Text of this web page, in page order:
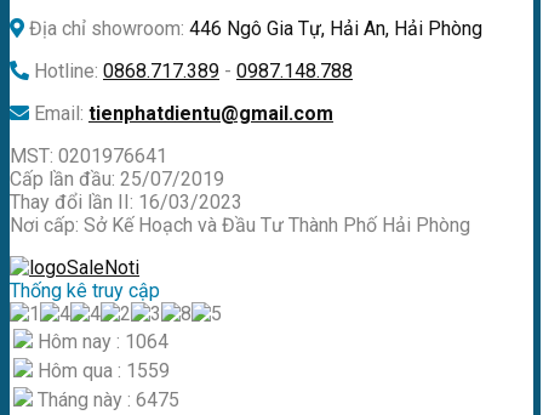
Địa chỉ showroom: 446 Ngô Gia Tự, Hải An, Hải Phòng
Hotline: 0868.717.389 - 0987.148.788
Email: tienphatdientu@gmail.com
MST: 0201976641
Cấp lần đầu: 25/07/2019
Thay đổi lần II: 16/03/2023
Nơi cấp: Sở Kế Hoạch và Đầu Tư Thành Phố Hải Phòng
Thống kê truy cập
Hôm nay : 1064
Hôm qua : 1559
Tháng này : 6475